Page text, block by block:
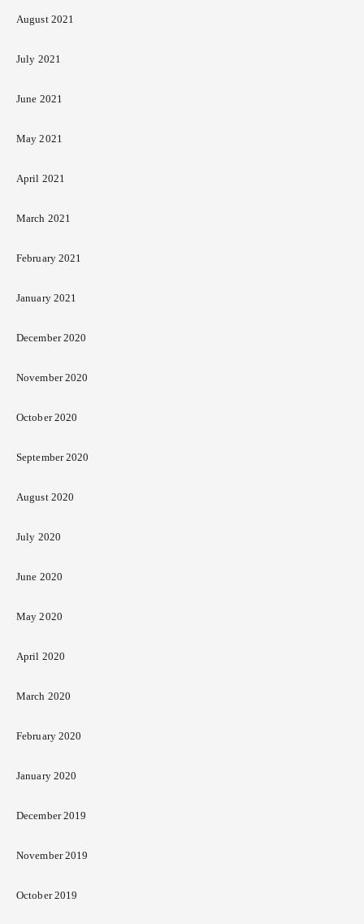
August 2021
July 2021
June 2021
May 2021
April 2021
March 2021
February 2021
January 2021
December 2020
November 2020
October 2020
September 2020
August 2020
July 2020
June 2020
May 2020
April 2020
March 2020
February 2020
January 2020
December 2019
November 2019
October 2019